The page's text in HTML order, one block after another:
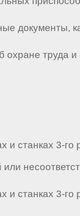
документы,
охране
станках 3-
станках 3-